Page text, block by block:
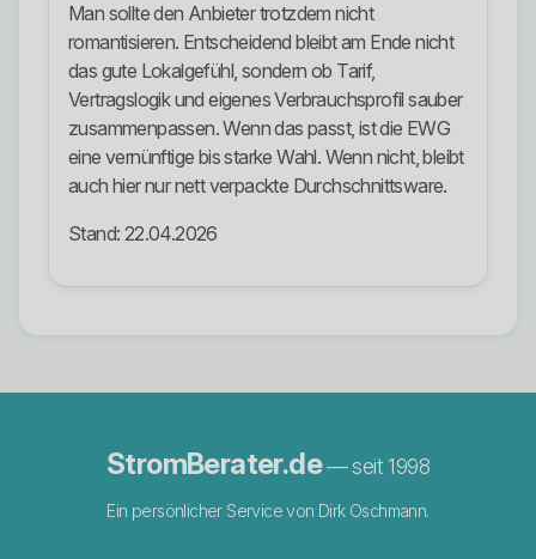
Man sollte den Anbieter trotzdem nicht
romantisieren. Entscheidend bleibt am Ende nicht
das gute Lokalgefühl, sondern ob Tarif,
Vertragslogik und eigenes Verbrauchsprofil sauber
zusammenpassen. Wenn das passt, ist die EWG
eine vernünftige bis starke Wahl. Wenn nicht, bleibt
auch hier nur nett verpackte Durchschnittsware.
Stand: 22.04.2026
StromBerater.de— seit 1998
Ein persönlicher Service von Dirk Oschmann.